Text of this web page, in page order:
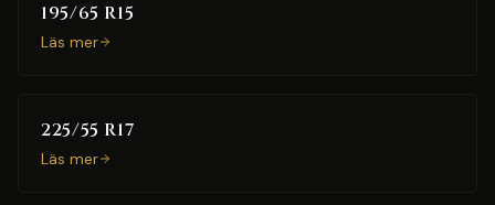
195/65 R15
Läs mer
225/55 R17
Läs mer